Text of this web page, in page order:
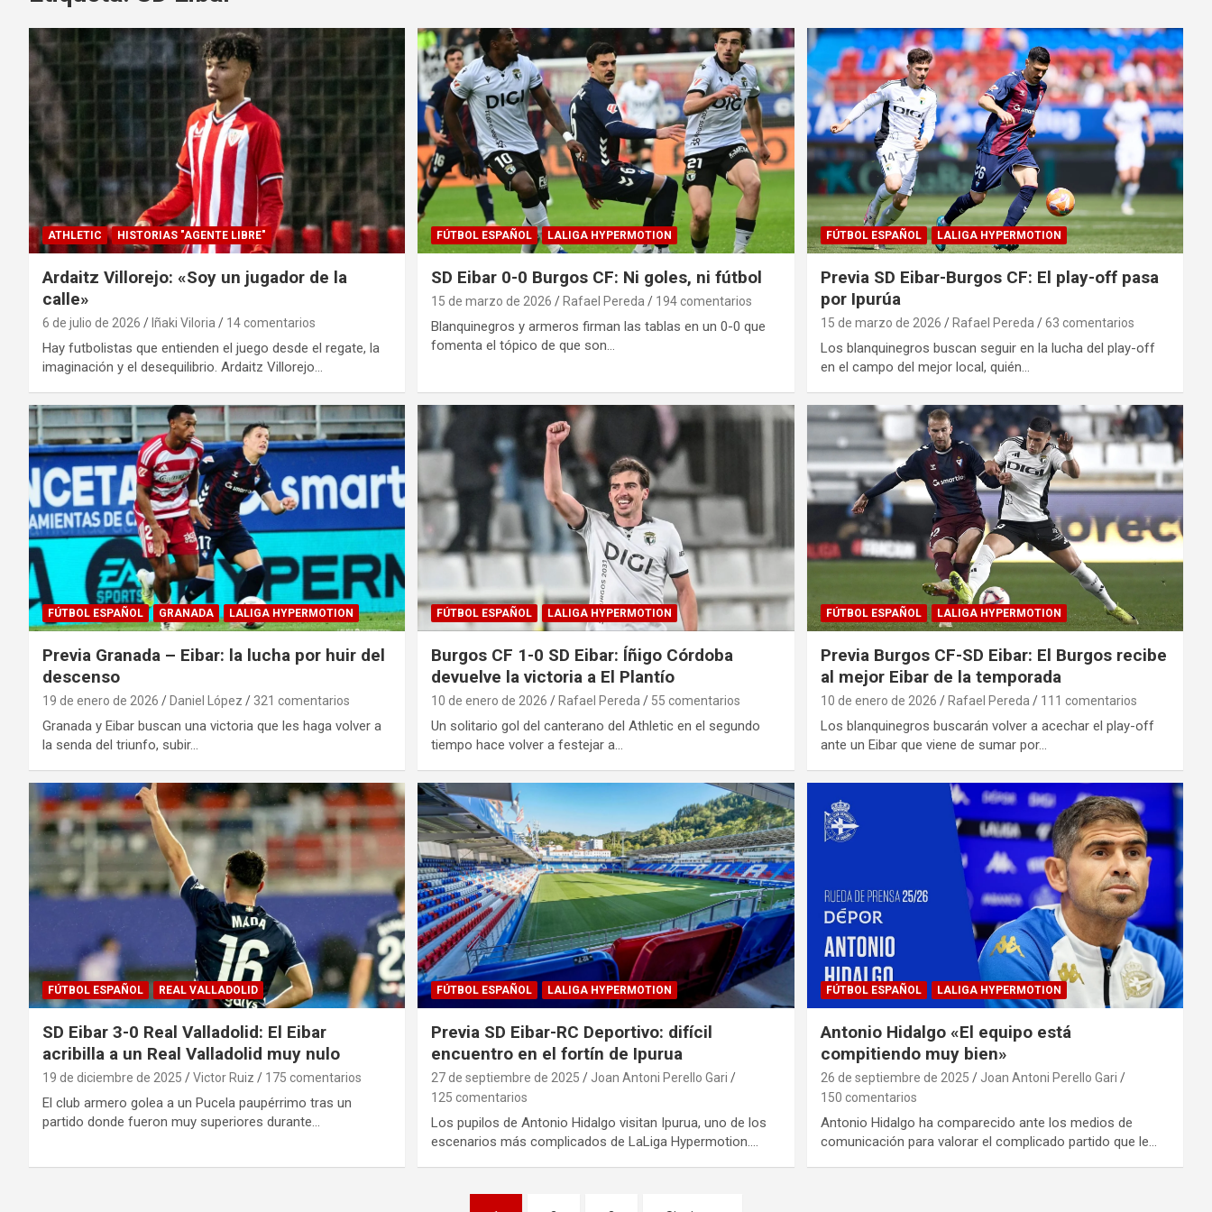
ATHLETIC HISTORIAS "AGENTE LIBRE"
Ardaitz Villorejo: «Soy un jugador de la
calle»
6 de julio de 2026 Iñaki Viloria 14 comentarios
Hay futbolistas que entienden el juego desde el regate, la
imaginación y el desequilibrio. Ardaitz Villorejo…
FÚTBOL ESPAÑOL LALIGA HYPERMOTION
SD Eibar 0-0 Burgos CF: Ni goles, ni fútbol
15 de marzo de 2026 Rafael Pereda 194 comentarios
Blanquinegros y armeros firman las tablas en un 0-0 que
fomenta el tópico de que son…
FÚTBOL ESPAÑOL LALIGA HYPERMOTION
Previa SD Eibar-Burgos CF: El play-off pasa
por Ipurúa
15 de marzo de 2026 Rafael Pereda 63 comentarios
Los blanquinegros buscan seguir en la lucha del play-off
en el campo del mejor local, quién…
FÚTBOL ESPAÑOL GRANADA LALIGA HYPERMOTION
Previa Granada – Eibar: la lucha por huir del
descenso
19 de enero de 2026 Daniel López 321 comentarios
Granada y Eibar buscan una victoria que les haga volver a
la senda del triunfo, subir…
FÚTBOL ESPAÑOL LALIGA HYPERMOTION
Burgos CF 1-0 SD Eibar: Íñigo Córdoba
devuelve la victoria a El Plantío
10 de enero de 2026 Rafael Pereda 55 comentarios
Un solitario gol del canterano del Athletic en el segundo
tiempo hace volver a festejar a…
FÚTBOL ESPAÑOL LALIGA HYPERMOTION
Previa Burgos CF-SD Eibar: El Burgos recibe
al mejor Eibar de la temporada
10 de enero de 2026 Rafael Pereda 111 comentarios
Los blanquinegros buscarán volver a acechar el play-off
ante un Eibar que viene de sumar por…
FÚTBOL ESPAÑOL REAL VALLADOLID
SD Eibar 3-0 Real Valladolid: El Eibar
acribilla a un Real Valladolid muy nulo
19 de diciembre de 2025 Victor Ruiz 175 comentarios
El club armero golea a un Pucela paupérrimo tras un
partido donde fueron muy superiores durante…
FÚTBOL ESPAÑOL LALIGA HYPERMOTION
Previa SD Eibar-RC Deportivo: difícil
encuentro en el fortín de Ipurua
27 de septiembre de 2025
Joan Antoni Perello Gari
125 comentarios
Los pupilos de Antonio Hidalgo visitan Ipurua, uno de los
escenarios más complicados de LaLiga Hypermotion.…
FÚTBOL ESPAÑOL LALIGA HYPERMOTION
Antonio Hidalgo «El equipo está
compitiendo muy bien»
26 de septiembre de 2025
Joan Antoni Perello Gari
150 comentarios
Antonio Hidalgo ha comparecido ante los medios de
comunicación para valorar el complicado partido que le…